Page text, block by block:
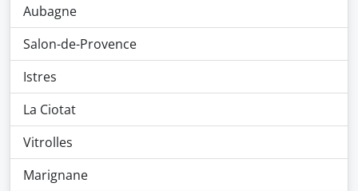
Aubagne
Salon-de-Provence
Istres
La Ciotat
Vitrolles
Marignane